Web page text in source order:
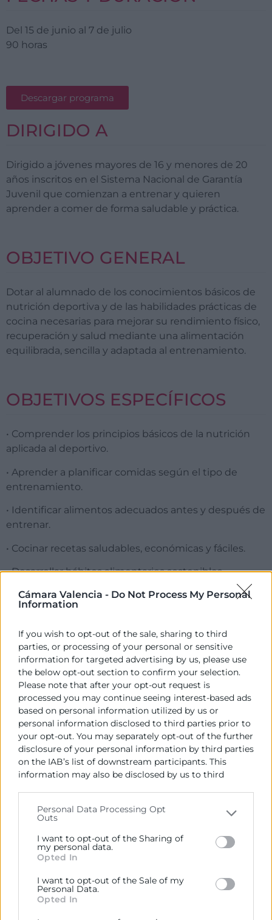
Cámara Valencia - Do Not Process My Personal
Information
If you wish to opt-out of the sale, sharing to third
parties, or processing of your personal or sensitive
information for targeted advertising by us, please use
the below opt-out section to confirm your selection.
Please note that after your opt-out request is
processed you may continue seeing interest-based ads
based on personal information utilized by us or
personal information disclosed to third parties prior to
your opt-out. You may separately opt-out of the further
disclosure of your personal information by third parties
on the IAB’s list of downstream participants. This
information may also be disclosed by us to third
Please note that this website/app uses one or more
Google services and may gather and store information
including but not limited to your visit or usage
behaviour. You may click to grant or deny consent to
below specified purposes in below Google consent
section.
Personal Data Processing Opt
Outs
I want to opt-out of the Sharing of
my personal data.
Opted In
I want to opt-out of the Sale of my
Personal Data.
Opted In
Del 15 de junio al 7 de julio
90 horas
Descargar programa
DIRIGIDO A
Dirigido a jóvenes mayores de 16 y menores de 20
años inscritos en el Sistema Nacional de Garantía
Juvenil que comienzan a entrenar y quieren
aprender a comer de forma saludable y práctica.
OBJETIVO GENERAL
Dotar al alumnado de los conocimientos básicos de
nutrición deportiva y de las habilidades prácticas de
cocina necesarias para mejorar su rendimiento físico,
recuperación y salud mediante una alimentación
equilibrada, sencilla y adaptada al entrenamiento.
OBJETIVOS ESPECÍFICOS
• Comprender los principios básicos de la nutrición
aplicada al deportivo.
• Aprender a planificar comidas según el tipo de
entrenamiento.
• Identificar alimentos adecuados antes y después de
entrenar.
• Cocinar recetas saludables, económicas y fáciles.
• Desarrollar hábitos alimentarios sostenibles.
Mediterráneo Culinary Center (Avenida del Cid, 56,
46018 Valencia)
PROGRAMA
BLOQUE 1 (20h)
EMPLEABILIDAD Y HABILIDADES
SOCIALES
BÚSQUEDA DE EMPEO
INTRODUCCIÓN A LA NUTRICIÓN
DEPORTIVA
HIDRATOS Y GRASAS
MICRONUTRIENTES E HIDRATACIÓN